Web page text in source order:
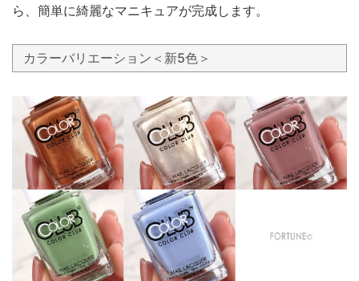
ら、簡単に綺麗なマニキュアが完成します。
カラーバリエーション＜新5色＞